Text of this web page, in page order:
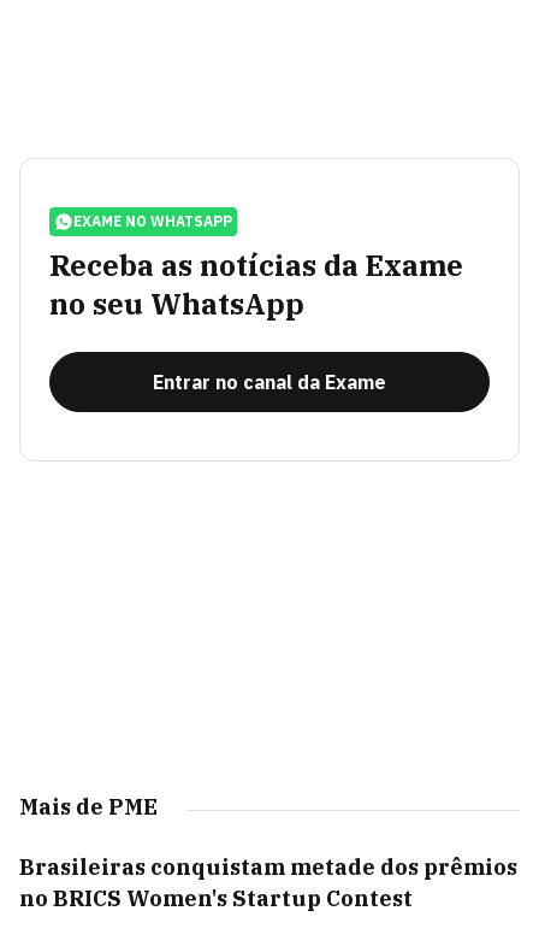
EXAME NO WHATSAPP
Receba as notícias da Exame
no seu WhatsApp
Entrar no canal da Exame
Mais de PME
Brasileiras conquistam metade dos prêmios
no BRICS Women's Startup Contest